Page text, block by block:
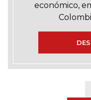
económico,